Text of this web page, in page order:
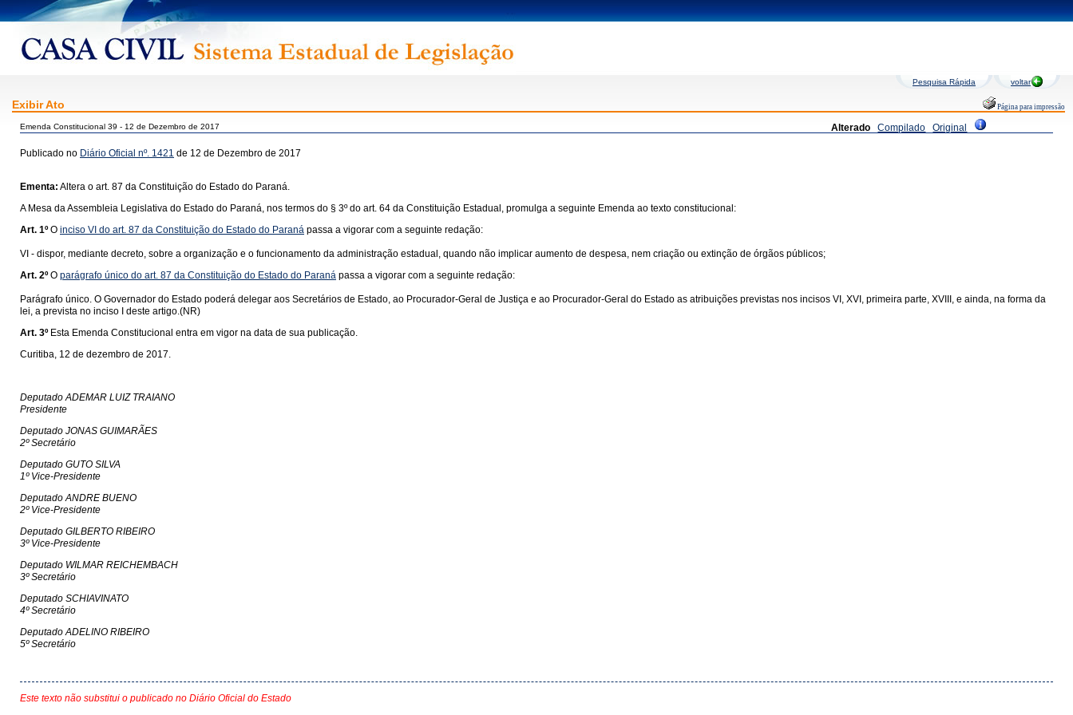
Pesquisa Rápida voltar
Exibir Ato Página para impressão
Alterado Compilado Original
Emenda Constitucional 39 - 12 de Dezembro de 2017
Publicado no Diário Oficial nº. 1421 de 12 de Dezembro de 2017
Ementa: Altera o art. 87 da Constituição do Estado do Paraná.
A Mesa da Assembleia Legislativa do Estado do Paraná, nos termos do § 3º do art. 64 da Constituição Estadual, promulga a seguinte Emenda ao texto constitucional:
Art. 1º O inciso VI do art. 87 da Constituição do Estado do Paraná passa a vigorar com a seguinte redação:
VI - dispor, mediante decreto, sobre a organização e o funcionamento da administração estadual, quando não implicar aumento de despesa, nem criação ou extinção de órgãos públicos;
Art. 2º O parágrafo único do art. 87 da Constituição do Estado do Paraná passa a vigorar com a seguinte redação:
Parágrafo único. O Governador do Estado poderá delegar aos Secretários de Estado, ao Procurador-Geral de Justiça e ao Procurador-Geral do Estado as atribuições previstas nos incisos VI, XVI, primeira parte, XVIII, e ainda, na forma da
lei, a prevista no inciso I deste artigo.(NR)
Art. 3º Esta Emenda Constitucional entra em vigor na data de sua publicação.
Curitiba, 12 de dezembro de 2017.
Deputado ADEMAR LUIZ TRAIANO
Presidente
Deputado JONAS GUIMARÃES
2º Secretário
Deputado GUTO SILVA
1º Vice-Presidente
Deputado ANDRE BUENO
2º Vice-Presidente
Deputado GILBERTO RIBEIRO
3º Vice-Presidente
Deputado WILMAR REICHEMBACH
3º Secretário
Deputado SCHIAVINATO
4º Secretário
Deputado ADELINO RIBEIRO
5º Secretário
Este texto não substitui o publicado no Diário Oficial do Estado